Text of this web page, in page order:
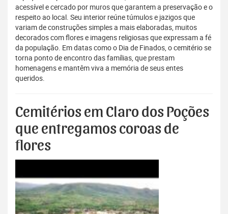
acessível e cercado por muros que garantem a preservação e o
respeito ao local. Seu interior reúne túmulos e jazigos que
variam de construções simples a mais elaboradas, muitos
decorados com flores e imagens religiosas que expressam a fé
da população. Em datas como o Dia de Finados, o cemitério se
torna ponto de encontro das famílias, que prestam
homenagens e mantêm viva a memória de seus entes
queridos.
Cemitérios em Claro dos Poções
que entregamos coroas de
flores